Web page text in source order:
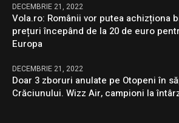
DECEMBRIE 21, 2022
Vola.ro: Românii vor putea achizționa
prețuri începând de la 20 de euro
Europa
DECEMBRIE 21, 2022
Doar 3 zboruri anulate pe Otopeni în
Crăciunului. Wizz Air, campioni la